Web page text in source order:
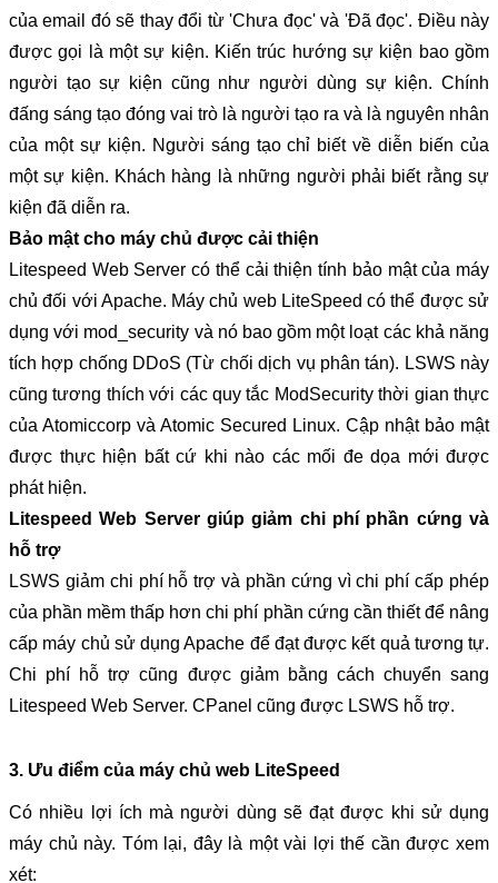
của email đó sẽ thay đổi từ 'Chưa đọc' và 'Đã đọc'. Điều này
được gọi là một sự kiện. Kiến trúc hướng sự kiện bao gồm
người tạo sự kiện cũng như người dùng sự kiện. Chính
đấng sáng tạo đóng vai trò là người tạo ra và là nguyên nhân
của một sự kiện. Người sáng tạo chỉ biết về diễn biến của
một sự kiện. Khách hàng là những người phải biết rằng sự
kiện đã diễn ra.
Bảo mật cho máy chủ được cải thiện
Litespeed Web Server có thể cải thiện tính bảo mật của máy
chủ đối với Apache. Máy chủ web LiteSpeed ​​có thể được sử
dụng với mod_security và nó bao gồm một loạt các khả năng
tích hợp chống DDoS (Từ chối dịch vụ phân tán). LSWS này
cũng tương thích với các quy tắc ModSecurity thời gian thực
của Atomiccorp và Atomic Secured Linux. Cập nhật bảo mật
được thực hiện bất cứ khi nào các mối đe dọa mới được
phát hiện.
Litespeed Web Server giúp giảm chi phí phần cứng và
hỗ trợ
LSWS giảm chi phí hỗ trợ và phần cứng vì chi phí cấp phép
của phần mềm thấp hơn chi phí phần cứng cần thiết để nâng
cấp máy chủ sử dụng Apache để đạt được kết quả tương tự.
Chi phí hỗ trợ cũng được giảm bằng cách chuyển sang
Litespeed Web Server. CPanel cũng được LSWS hỗ trợ.
3. Ưu điểm của máy chủ web LiteSpeed
Có nhiều lợi ích mà người dùng sẽ đạt được khi sử dụng
máy chủ này. Tóm lại, đây là một vài lợi thế cần được xem
xét: